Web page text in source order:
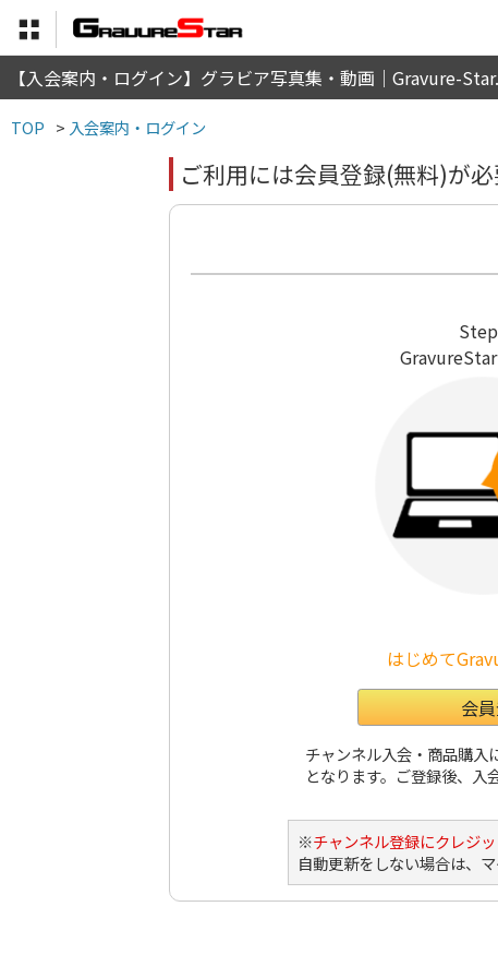
【入会案内・ログイン】グラビア写真集・動画｜Gravure-
TOP > 入会案内・ログイン
ご利用には会員登録(無料)が必
はじめて
会
チャンネル入会・商品購
となります。ご登録後、入
※チャンネル登録にクレジ
自動更新をしない場合は、